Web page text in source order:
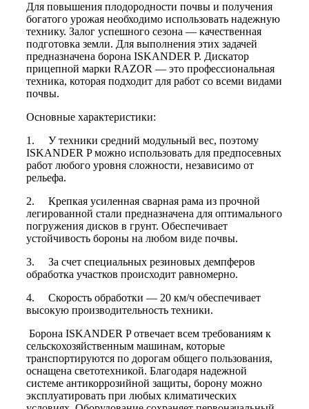
Для повышения плодородности почвы и получения
богатого урожая необходимо использовать надежную
технику. Залог успешного сезона — качественная
подготовка земли. Для выполнения этих задачей
предназначена борона ISKANDER P. Дискатор
прицепной марки RAZOR — это профессиональная
техника, которая подходит для работ со всеми видами
почвы.
Основные характеристики:
1. У техники средний модульный вес, поэтому
ISKANDER P можно использовать для предпосевных
работ любого уровня сложности, независимо от
рельефа.
2. Крепкая усиленная сварная рама из прочной
легированной стали предназначена для оптимального
погружения дисков в грунт. Обеспечивает
устойчивость бороны на любом виде почвы.
3. За счет специальных резиновых демпферов
обработка участков происходит равномерно.
4. Скорость обработки — 20 км/ч обеспечивает
высокую производительность техники.
Борона ISKANDER P отвечает всем требованиям к
сельскохозяйственным машинам, которые
транспортируются по дорогам общего пользования,
оснащена светотехникой. Благодаря надежной
системе антикоррозийной защиты, борону можно
эксплуатировать при любых климатических